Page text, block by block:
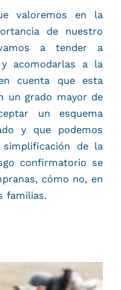
valoremos en la
de nuestro
a tender a
acomodarlas a la
cuenta que esta
un grado mayor de
un esquema
y que podemos
de la
confirmatorio se
cómo no, en
familias.